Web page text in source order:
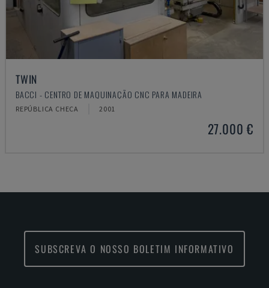
TWIN
BACCI - CENTRO DE MAQUINAÇÃO CNC PARA MADEIRA
REPÚBLICA CHECA 2001
27.000 €
SUBSCREVA O NOSSO BOLETIM INFORMATIVO